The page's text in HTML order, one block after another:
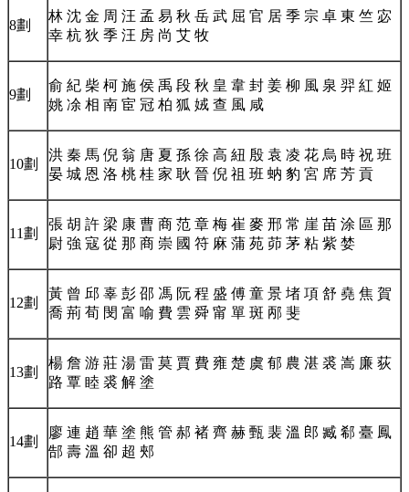
8劃
林 沈 金 周 汪 孟 易 秋 岳 武 屈 官 居 季 宗 卓 東 竺 宓
幸 杭 狄 季 汪 房 尚 艾 牧
9劃
俞 紀 柴 柯 施 侯 禹 段 秋 皇 韋 封 姜 柳 風 泉 羿 紅 姬
姚 凃 相 南 宦 冠 柏 狐 娀 查 風 咸
10劃
洪 秦 馬 倪 翁 唐 夏 孫 徐 高 紐 殷 袁 凌 花 烏 時 祝 班
晏 城 恩 洛 桃 桂 家 耿 晉 倪 祖 班 蚋 豹 宮 席 芳 貢
11劃
張 胡 許 梁 康 曹 商 范 章 梅 崔 麥 邢 常 崖 苗 涂 區 那
尉 強 寇 從 那 商 崇 國 符 麻 蒲 苑 茆 茅 粘 紫 婪
12劃
黃 曾 邱 辜 彭 邵 馮 阮 程 盛 傅 童 景 堵 項 舒 堯 焦 賀
喬 荊 荀 閔 富 喻 費 雲 舜 甯 單 斑 邴 斐
13劃
楊 詹 游 莊 湯 雷 莫 賈 費 雍 楚 虞 郁 農 湛 裘 嵩 廉 荻
路 覃 睦 裘 解 塗
14劃
廖 連 趙 華 塗 熊 管 郝 褚 齊 赫 甄 裴 溫 郎 臧 郗 臺 鳳
郜 壽 溫 卻 超 郟